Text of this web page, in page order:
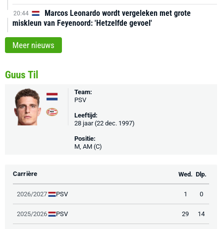
20:44
Marcos Leonardo wordt vergeleken met grote
miskleun van Feyenoord: 'Hetzelfde gevoel'
Meer nieuws
Guus Til
Team:
PSV
Leeftijd:
28 jaar (22 dec. 1997)
Positie:
M, AM (C)
Carrière Wed. Dlp.
2026/2027 PSV 1 0
2025/2026 PSV 29 14